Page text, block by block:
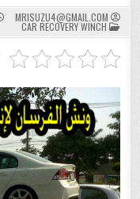
MRISUZU4@GMAIL.COM
POSTED
IN
CAR RECOVERY WINCH